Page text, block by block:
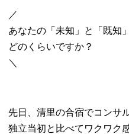
／
あなたの「未知」と「既知
どのくらいですか？
＼
先日、清里の合宿でコンサ
独立当初と比べて ワクワク